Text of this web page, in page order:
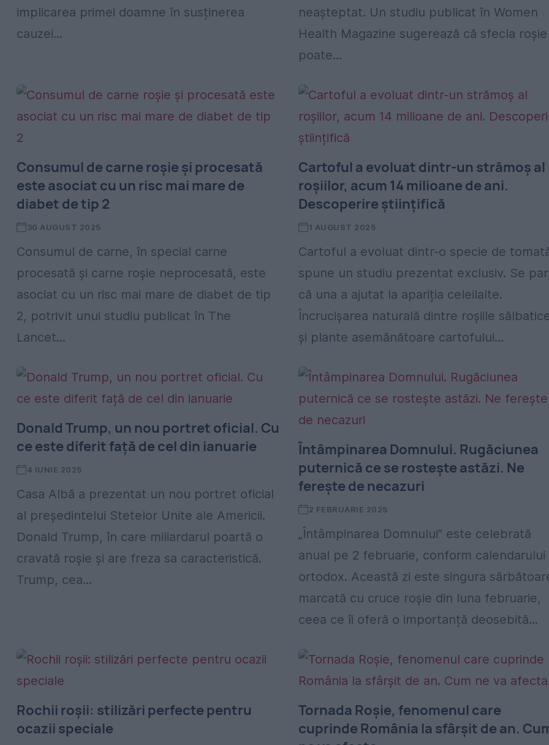
implicarea primei doamne în susținerea
cauzei...
neașteptat. Un studiu publicat în Women
Health Magazine sugerează că sfecla roșie
poate...
Consumul de carne roșie și procesată
este asociat cu un risc mai mare de
diabet de tip 2
30 AUGUST 2025
Consumul de carne, în special carne
procesată și carne roșie neprocesată, este
asociat cu un risc mai mare de diabet de tip
2, potrivit unui studiu publicat în The
Lancet...
Cartoful a evoluat dintr-un strămoș al
roșiilor, acum 14 milioane de ani.
Descoperire științifică
1 AUGUST 2025
Cartoful a evoluat dintr-o specie de
spune un studiu prezentat exclusiv. Se
că una a ajutat la apariția celeilalte.
Încrucișarea naturală dintre roșiile
și plante asemănătoare cartofului...
Donald Trump, un nou portret oficial. Cu
ce este diferit față de cel din ianuarie
4 IUNIE 2025
Casa Albă a prezentat un nou portret oficial
al președintelui Stetelor Unite ale Americii.
Donald Trump, în care miliardarul poartă o
cravată roșie și are freza sa caracteristică.
Trump, cea...
Întâmpinarea Domnului. Rugăciunea
puternică ce se rostește astăzi. Ne
ferește de necazuri
2 FEBRUARIE 2025
„Întâmpinarea Domnului” este celebrată
anual pe 2 februarie, conform calendarului
ortodox. Această zi este singura
marcată cu cruce roșie din luna februarie,
ceea ce îi oferă o importanță deosebită...
Rochii roșii: stilizări perfecte pentru
ocazii speciale
Tornada Roşie, fenomenul care
cuprinde România la sfârşit de an.